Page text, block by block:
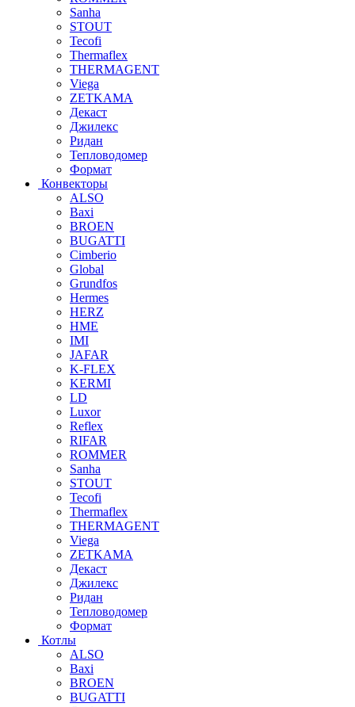
Sanha
STOUT
Tecofi
Thermaflex
THERMAGENT
Viega
ZETKAMA
Декаст
Джилекс
Ридан
Тепловодомер
Формат
Конвекторы
ALSO
Baxi
BROEN
BUGATTI
Cimberio
Global
Grundfos
Hermes
HERZ
HME
IMI
JAFAR
K-FLEX
KERMI
LD
Luxor
Reflex
RIFAR
ROMMER
Sanha
STOUT
Tecofi
Thermaflex
THERMAGENT
Viega
ZETKAMA
Декаст
Джилекс
Ридан
Тепловодомер
Формат
Котлы
ALSO
Baxi
BROEN
BUGATTI